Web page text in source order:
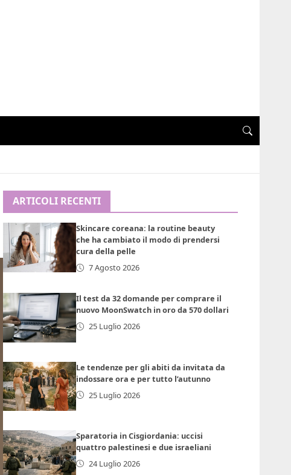
ARTICOLI RECENTI
Skincare coreana: la routine beauty
che ha cambiato il modo di prendersi
cura della pelle
7 Agosto 2026
Il test da 32 domande per comprare il
nuovo MoonSwatch in oro da 570 dollari
25 Luglio 2026
Le tendenze per gli abiti da invitata da
indossare ora e per tutto l’autunno
25 Luglio 2026
Sparatoria in Cisgiordania: uccisi
quattro palestinesi e due israeliani
24 Luglio 2026